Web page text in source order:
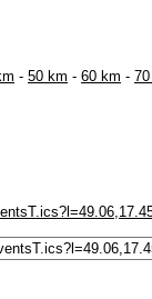
- 50 km - 60 km -